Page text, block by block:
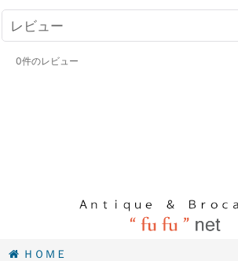
レビュー
0件のレビュー
ＨＯＭＥ